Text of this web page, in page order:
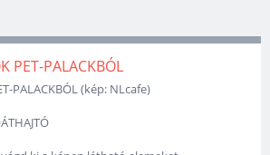
PET-PALACKBÓL
PALACKBÓL (kép: NLcafe)